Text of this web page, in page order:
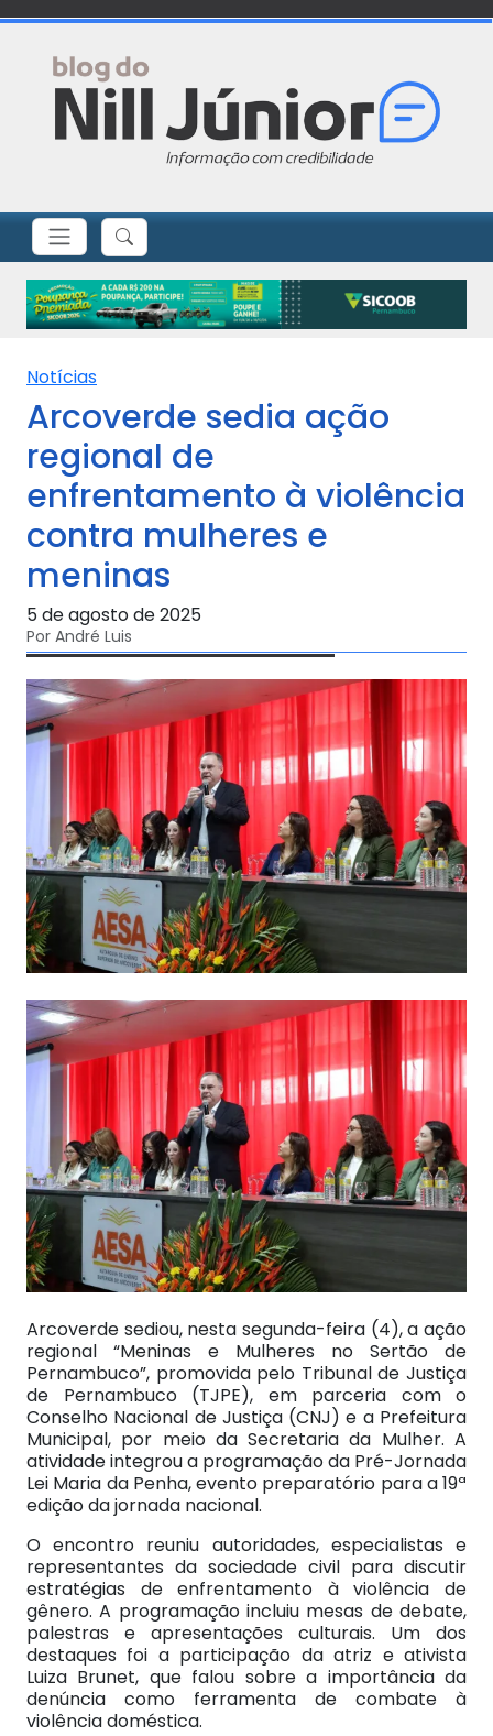
Notícias
Arcoverde sedia ação
regional de
enfrentamento à violência
contra mulheres e
meninas
5 de agosto de 2025
Por André Luis
Arcoverde sediou, nesta segunda-feira (4), a ação
regional “Meninas e Mulheres no Sertão de
Pernambuco”, promovida pelo Tribunal de Justiça
de Pernambuco (TJPE), em parceria com o
Conselho Nacional de Justiça (CNJ) e a Prefeitura
Municipal, por meio da Secretaria da Mulher. A
atividade integrou a programação da Pré-Jornada
Lei Maria da Penha, evento preparatório para a 19ª
edição da jornada nacional.
O encontro reuniu autoridades, especialistas e
representantes da sociedade civil para discutir
estratégias de enfrentamento à violência de
gênero. A programação incluiu mesas de debate,
palestras e apresentações culturais. Um dos
destaques foi a participação da atriz e ativista
Luiza Brunet, que falou sobre a importância da
denúncia como ferramenta de combate à
violência doméstica.